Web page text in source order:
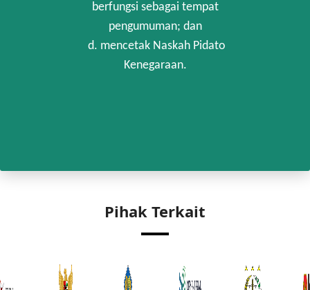
berfungsi sebagai tempat
pengumuman; dan
d. mencetak Naskah Pidato
Kenegaraan.
Pihak Terkait